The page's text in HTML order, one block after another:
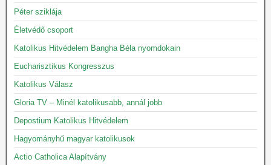
Péter sziklája
Életvédő csoport
Katolikus Hitvédelem Bangha Béla nyomdokain
Eucharisztikus Kongresszus
Katolikus Válasz
Gloria TV – Minél katolikusabb, annál jobb
Depostium Katolikus Hitvédelem
Hagyományhű magyar katolikusok
Actio Catholica Alapítvány